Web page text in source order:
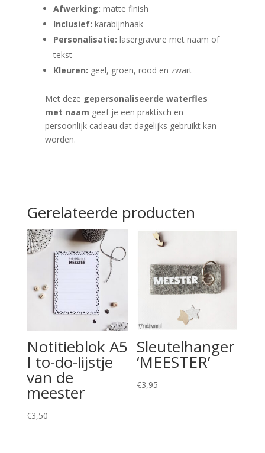
Afwerking: matte finish
Inclusief: karabijnhaak
Personalisatie: lasergravure met naam of
tekst
Kleuren: geel, groen, rood en zwart
Met deze gepersonaliseerde waterfles
met naam geef je een praktisch en
persoonlijk cadeau dat dagelijks gebruikt kan
worden.
Gerelateerde producten
Notitieblok A5
I to-do-lijstje
van de
meester
€3,50
Sleutelhanger
‘MEESTER’
€3,95